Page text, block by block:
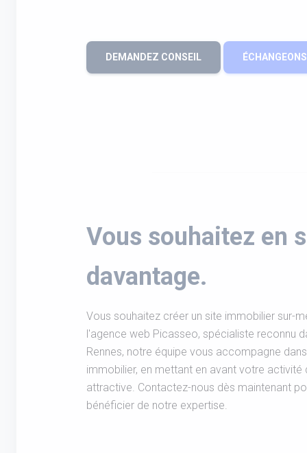
DEMANDEZ CONSEIL
Vous souhaitez en
davantage.
Vous souhaitez créer un site immobilier sur-
l'agence web Picasseo, spécialiste reconnu
Rennes, notre équipe vous accompagne
immobilier, en mettant en avant votre
attractive. Contactez-nous dès maintenant
bénéficier de notre expertise.